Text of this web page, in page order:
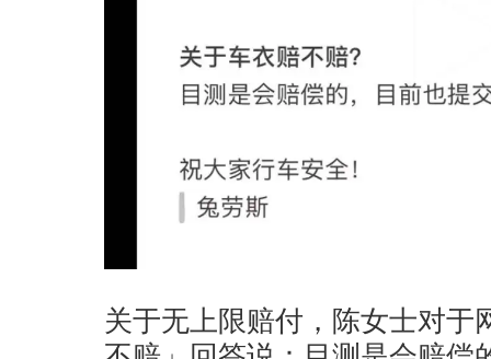
关于无上限赔付，陈女士对于